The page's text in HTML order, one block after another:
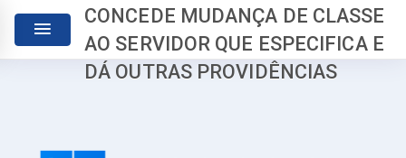
CONCEDE MUDANÇA DE CLASSE
AO SERVIDOR QUE ESPECIFICA E
DÁ OUTRAS PROVIDÊNCIAS